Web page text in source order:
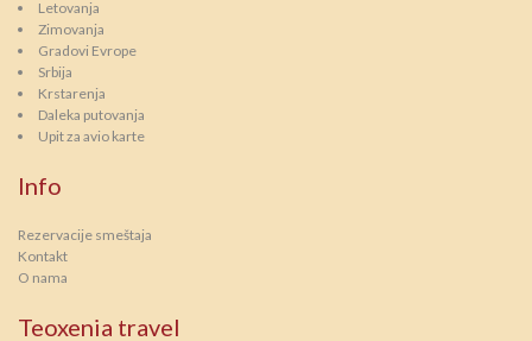
Letovanja
Zimovanja
Gradovi Evrope
Srbija
Krstarenja
Daleka putovanja
Upit za avio karte
Info
Rezervacije smeštaja
Kontakt
O nama
Teoxenia travel